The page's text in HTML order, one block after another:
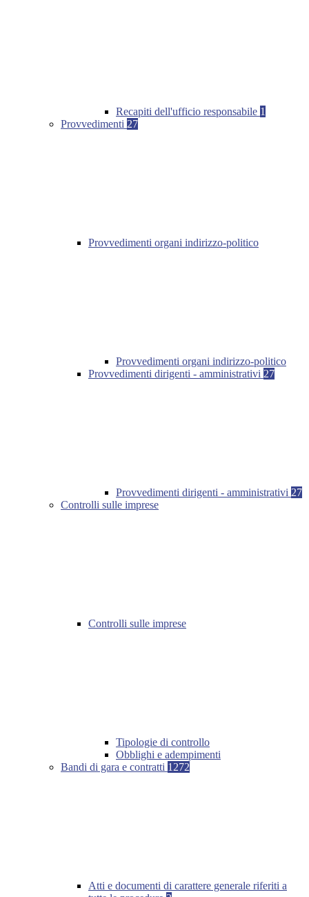
Recapiti dell'ufficio responsabile 1
Provvedimenti 27
Provvedimenti organi indirizzo-politico
Provvedimenti organi indirizzo-politico
Provvedimenti dirigenti - amministrativi 27
Provvedimenti dirigenti - amministrativi 27
Controlli sulle imprese
Controlli sulle imprese
Tipologie di controllo
Obblighi e adempimenti
Bandi di gara e contratti 1272
Atti e documenti di carattere generale riferiti a